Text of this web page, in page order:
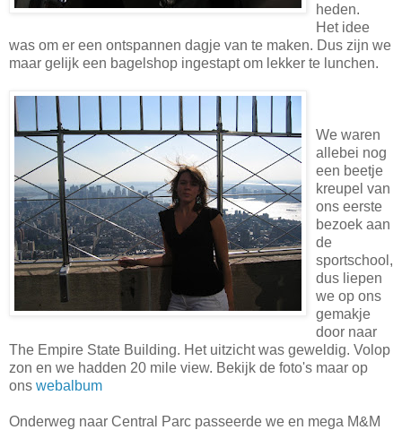
heden.
Het idee
was om er een ontspannen dagje van te maken. Dus zijn we
maar gelijk een bagelshop ingestapt om lekker te lunchen.
We waren
allebei nog
een beetje
kreupel van
ons eerste
bezoek aan
de
sportschool,
dus liepen
we op ons
gemakje
door naar
The Empire State Building. Het uitzicht was geweldig. Volop
zon en we hadden 20 mile view. Bekijk de foto's maar op
ons webalbum
Onderweg naar Central Parc passeerde we en mega M&M